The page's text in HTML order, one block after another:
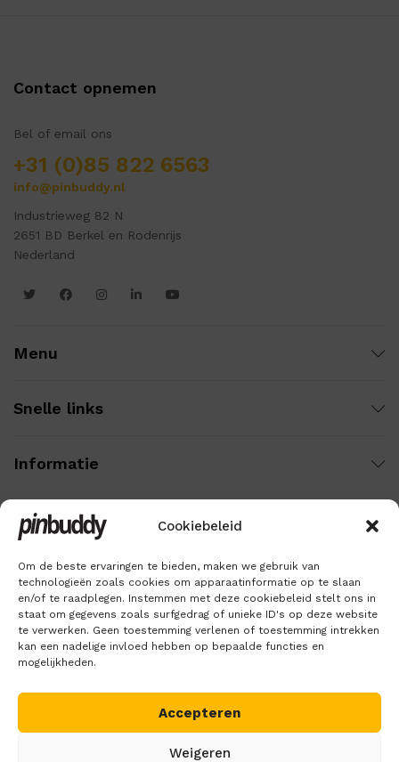
Cookiebeleid
Om de beste ervaringen te bieden, maken we gebruik van
technologieën zoals cookies om apparaatinformatie op te slaan
en/of te raadplegen. Instemmen met deze cookiebeleid stelt ons in
staat om gegevens zoals surfgedrag of unieke ID's op deze website
te verwerken. Geen toestemming verlenen of toestemming intrekken
kan een nadelige invloed hebben op bepaalde functies en
mogelijkheden.
Accepteren
Weigeren
Contact opnemen
Bel of email ons
+31 (0)85 822 6563
info@pinbuddy.nl
Industrieweg 82 N
2651 BD Berkel en Rodenrijs
Nederland
Menu
Snelle links
Informatie